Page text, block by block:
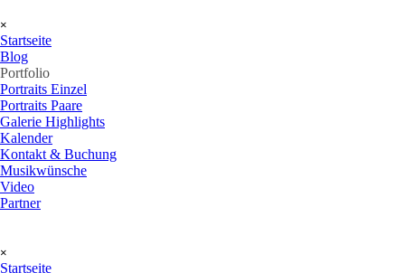
×
Startseite
Blog
Portfolio
Portraits Einzel
Portraits Paare
Galerie Highlights
Kalender
Kontakt & Buchung
Musikwünsche
Video
Partner
×
Startseite